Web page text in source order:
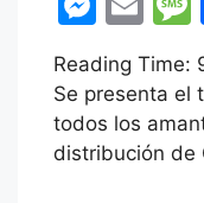
c
e
b
o
itt
er
e
s
s
e
m
ai
l
e
Reading Time:
Se presenta el
todos los
distribución de